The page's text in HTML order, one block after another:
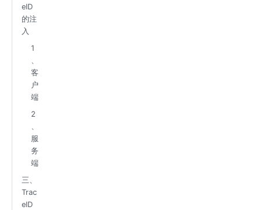
eID
的注
入
1
、
客
户
端
2
、
服
务
端
三、
Trac
eID